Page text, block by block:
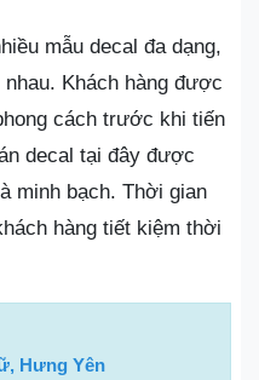
mẫu decal đa dạng,
Khách hàng được
cách trước khi tiến
decal tại đây được
minh bạch. Thời gian
hàng tiết kiệm thời
Hưng Yên